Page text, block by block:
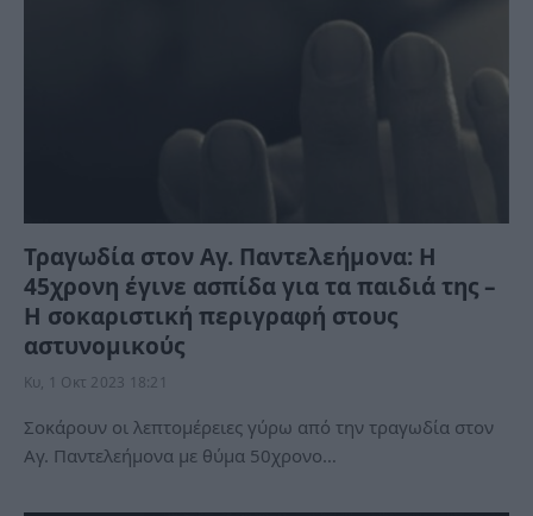
Τραγωδία στον Αγ. Παντελεήμονα: Η
45χρονη έγινε ασπίδα για τα παιδιά της –
Η σοκαριστική περιγραφή στους
αστυνομικούς
Κυ, 1 Οκτ 2023 18:21
Σοκάρουν οι λεπτομέρειες γύρω από την τραγωδία στον
Αγ. Παντελεήμονα με θύμα 50χρονο…